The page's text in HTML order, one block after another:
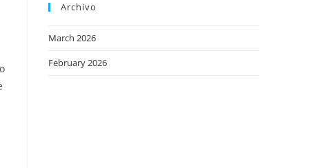
Archivo
March 2026
February 2026